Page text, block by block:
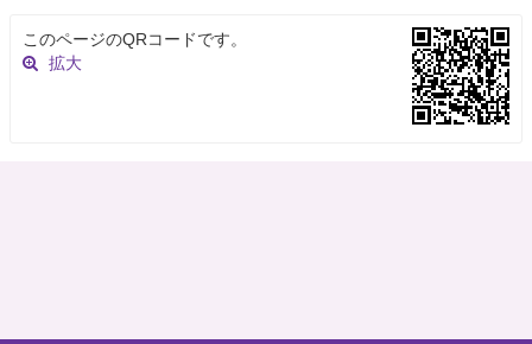
このページのQRコードです。
拡大